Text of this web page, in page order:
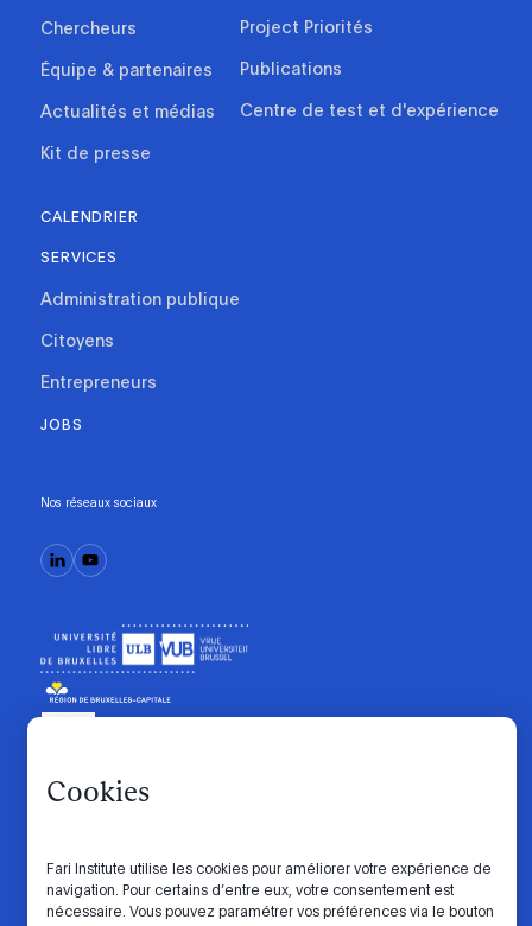
Cookies
Fari Institute utilise les cookies pour améliorer votre expérience de
navigation. Pour certains d’entre eux, votre consentement est
nécessaire. Vous pouvez paramétrer vos préférences via le bouton
Chercheurs
Équipe & partenaires
Actualités et médias
Kit de presse
Project Priorités
Publications
Centre de test et d'expérience
CALENDRIER
SERVICES
Administration publique
Citoyens
Entrepreneurs
JOBS
Nos réseaux sociaux
Website by